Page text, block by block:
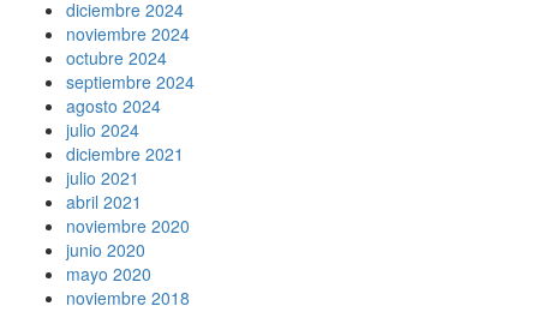
diciembre 2024
noviembre 2024
octubre 2024
septiembre 2024
agosto 2024
julio 2024
diciembre 2021
julio 2021
abril 2021
noviembre 2020
junio 2020
mayo 2020
noviembre 2018